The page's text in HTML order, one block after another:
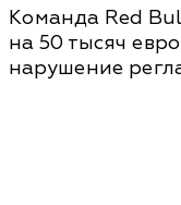
Команда Red
на 50 тысяч
нарушение